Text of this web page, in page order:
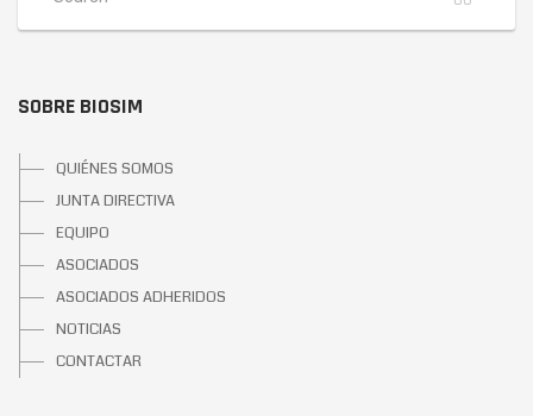
SOBRE BIOSIM
QUIÉNES SOMOS
JUNTA DIRECTIVA
EQUIPO
ASOCIADOS
ASOCIADOS ADHERIDOS
NOTICIAS
CONTACTAR